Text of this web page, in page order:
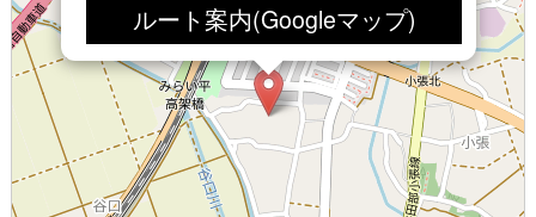
ルート案内(Googleマップ)